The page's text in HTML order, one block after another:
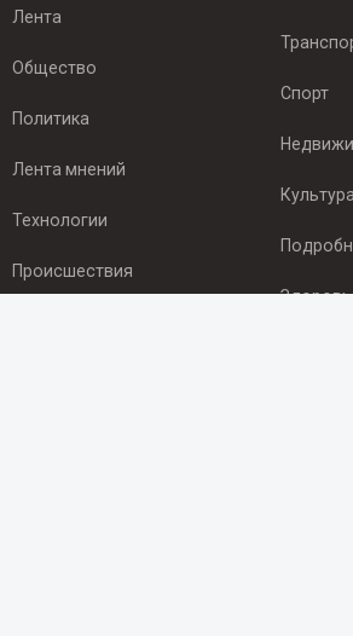
Лента
Общество
Политика
Лента мнений
Технологии
Происшествия
Спорт
Культура